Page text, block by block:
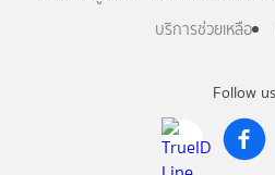
Follow us
บริการช่วยเหลือ